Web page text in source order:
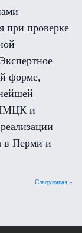
при проверке
форме,
НМЦК и
в Перми и
Следующая »